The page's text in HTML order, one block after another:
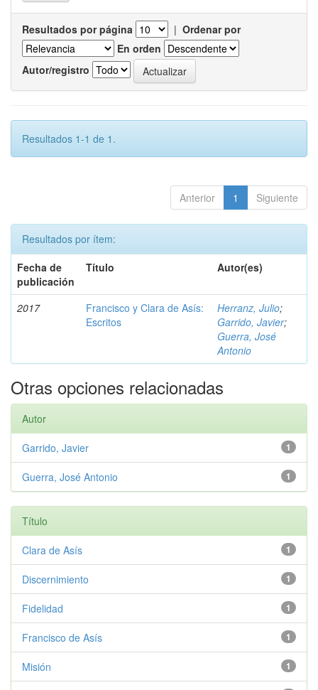
Resultados por página | Ordenar por
En orden
Autor/registro
Resultados 1-1 de 1.
Anterior 1 Siguiente
Resultados por ítem:
Fecha de
publicación
Título Autor(es)
2017
Francisco y Clara de Asís:
Escritos
Herranz, Julio;
Garrido, Javier;
Guerra, José
Antonio
Otras opciones relacionadas
Autor
1
Garrido, Javier
1
Guerra, José Antonio
Título
1
Clara de Asís
1
Discernimiento
1
Fidelidad
1
Francisco de Asís
1
Misión